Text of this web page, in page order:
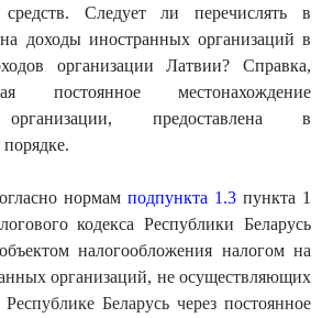
средств. Следует ли перечислять в
доходы иностранных организаций в
организации Латвии? Справка,
постоянное местонахождение
предоставлена в
нормам подпункта 1.3пункта 1
кодекса Республики Беларусь
налогообложения налогом на
организаций, не осуществляющих
Республике Беларусь через постоянное